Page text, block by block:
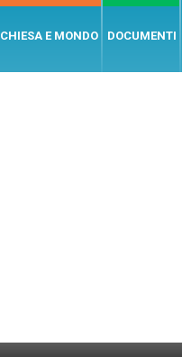
CHIESA E MONDO DOCUMENTI